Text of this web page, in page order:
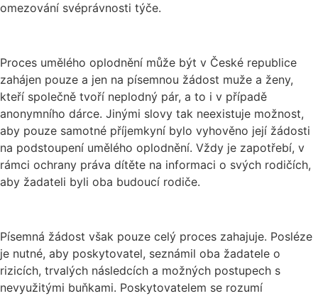
omezování svéprávnosti týče.
Proces umělého oplodnění může být v České republice
zahájen pouze a jen na písemnou žádost muže a ženy,
kteří společně tvoří neplodný pár, a to i v případě
anonymního dárce. Jinými slovy tak neexistuje možnost,
aby pouze samotné příjemkyní bylo vyhověno její žádosti
na podstoupení umělého oplodnění. Vždy je zapotřebí, v
rámci ochrany práva dítěte na informaci o svých rodičích,
aby žadateli byli oba budoucí rodiče.
Písemná žádost však pouze celý proces zahajuje. Posléze
je nutné, aby poskytovatel, seznámil oba žadatele o
rizicích, trvalých následcích a možných postupech s
nevyužitými buňkami. Poskytovatelem se rozumí